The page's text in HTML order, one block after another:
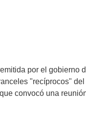
por el gobierno
"recíprocos"
convocó una